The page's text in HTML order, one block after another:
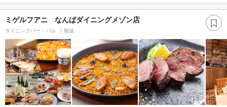
ミゲルフアニ なんばダイニングメゾン店
ダイニングバー・バル 難波